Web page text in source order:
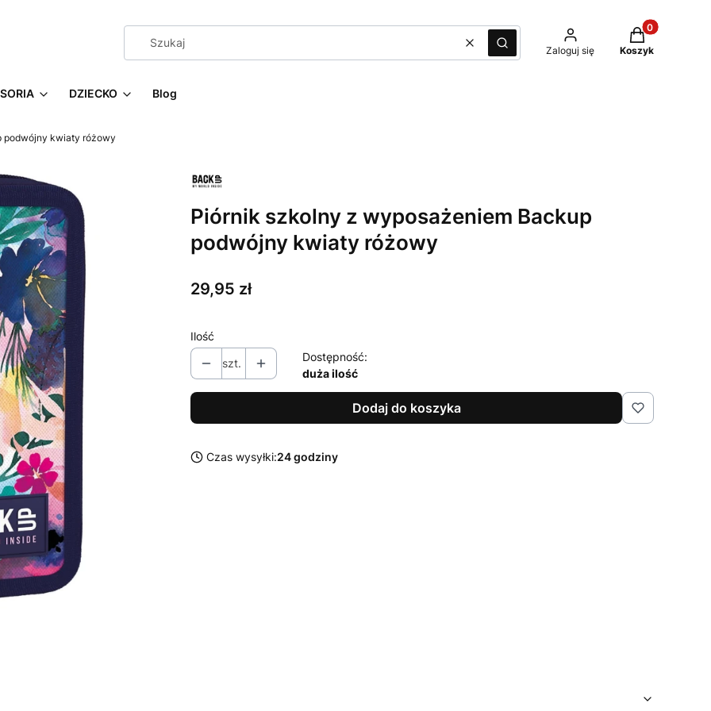
WyczyśćSzukaj Zaloguj się
Produkty w
Koszyk
DZIECKO Blog
podwójny kwiaty różowy
Piórnik szkolny z wyposażeniem Backup
podwójny kwiaty różowy
Cena
29,95 zł
Ilość
szt.
Dostępność:
duża ilość
Dodaj do koszyka
Czas wysyłki:24 godziny